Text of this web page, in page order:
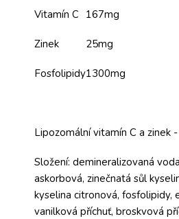
Vitamín C 167mg
Zinek 25mg
Fosfolipidy1300mg
Lipozomální vitamín C a zinek
Složení: demineralizovaná
askorbová, zinečnatá sůl
kyselina citronová, fosfolipidy,
vanilková příchuť, broskvová